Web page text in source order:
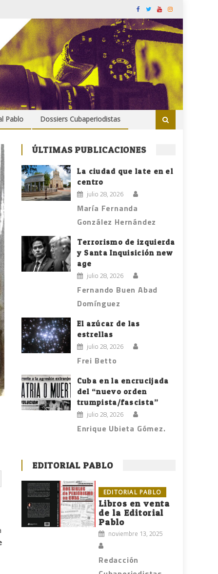
Pablo Dossiers Cubaperiodistas
ÚLTIMAS PUBLICACIONES
La ciudad que late en el
centro
julio 28, 2026
María Fernanda
González Hernández
Terrorismo de izquierda
y Santa Inquisición new
age
julio 28, 2026
Fernando Buen Abad
Domínguez
El azúcar de las
estrellas
julio 28, 2026
Frei Betto
Cuba en la encrucijada
del “nuevo orden
trumpista/fascista”
julio 28, 2026
Enrique Ubieta Gómez.
EDITORIAL PABLO
EDITORIAL PABLO
Libros en venta
de la Editorial
Pablo
noviembre 13, 2025
Redacción